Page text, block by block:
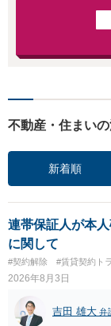
不動産・住まい
新着順
連帯保証人が本
に関して
#契約解除 #賃貸契約ト
2026年8月3日
吉田 雄大 弁